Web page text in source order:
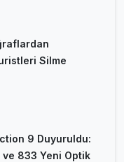
Silme
9 Duyuruldu:
ve 833 Yeni Optik